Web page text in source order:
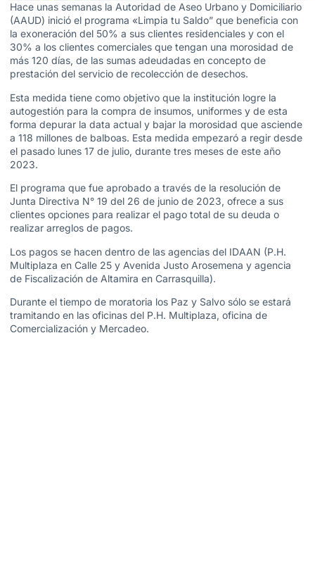
Hace unas semanas la Autoridad de Aseo Urbano y Domiciliario
(AAUD) inició el programa «Limpia tu Saldo” que beneficia con
la exoneración del 50% a sus clientes residenciales y con el
30% a los clientes comerciales que tengan una morosidad de
más 120 días, de las sumas adeudadas en concepto de
prestación del servicio de recolección de desechos.
Esta medida tiene como objetivo que la institución logre la
autogestión para la compra de insumos, uniformes y de esta
forma depurar la data actual y bajar la morosidad que asciende
a 118 millones de balboas. Esta medida empezaró a regir desde
el pasado lunes 17 de julio, durante tres meses de este año
2023.
El programa que fue aprobado a través de la resolución de
Junta Directiva N° 19 del 26 de junio de 2023, ofrece a sus
clientes opciones para realizar el pago total de su deuda o
realizar arreglos de pagos.
Los pagos se hacen dentro de las agencias del IDAAN (P.H.
Multiplaza en Calle 25 y Avenida Justo Arosemena y agencia
de Fiscalización de Altamira en Carrasquilla).
Durante el tiempo de moratoria los Paz y Salvo sólo se estará
tramitando en las oficinas del P.H. Multiplaza, oficina de
Comercialización y Mercadeo.